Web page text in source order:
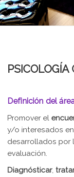
Definición del
Promover el
y/o interesados
desarrollados por
evaluación.
Diagnósticar,